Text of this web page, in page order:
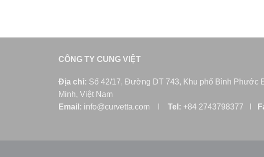
CÔNG TY CUNG VIỆT
Địa chỉ: Số 42/17, Đường DT 743, Khu phố Bình Phước
Minh, Việt Nam
Email: info@curvetta.com I Tel: +84 2743798377 I